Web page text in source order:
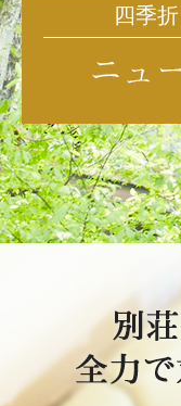
四季